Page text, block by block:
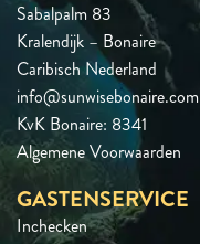
Sabalpalm 83
Kralendijk – Bonaire
Caribisch Nederland
info@sunwisebonaire.com
KvK Bonaire: 8341
Algemene Voorwaarden
GASTENSERVICE
Inchecken